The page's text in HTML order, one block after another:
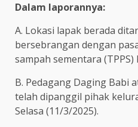
Dalam laporannya:
A. Lokasi lapak berada
bersebrangan dengan
sampah sementara (TPPS)
B. Pedagang Daging Babi
telah dipanggil pihak
Selasa (11/3/2025).